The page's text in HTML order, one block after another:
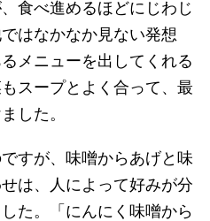
食べ進めるほどにじわじ
はなかなか見ない発想
メニューを出してくれる
スープとよく合って、最
した。
すが、味噌からあげと味
は、人によって好みが分
た。「にんにく味噌から